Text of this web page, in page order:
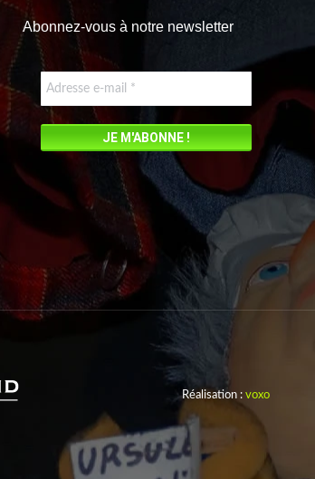
Abonnez-vous à notre newsletter
Réalisation : voxo